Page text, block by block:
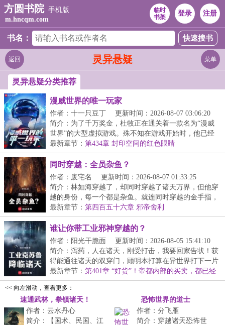
方圆书院 手机版
m.hncqm.com
临时
书架
登录 注册
书名：
灵异悬疑
返回 菜单
灵异悬疑分类推荐
漫威世界的唯一玩家
作者：十一只豆丁
更新时间：2026-08-07 03:06:20
简介：为了千万奖金，杜牧正在通关着一款名为“漫威
世界”的大型虚拟游戏。殊不知在游戏开始时，他已经
穿...
最新章节： 第434章 封印空间的红色眼睛
同时穿越：全员杂鱼？
作者：废宅名
更新时间：2026-08-07 01:33:25
简介：林如海穿越了，却同时穿越了诸天万界，但他穿
越的身份，每一个都是杂鱼。就连同时穿越的金手指，
也...
最新章节： 第四百五十六章 邪帝舍利
谁让你带工业邪神穿越的？
作者：阳光干脆面
更新时间：2026-08-05 15:41:10
简介：泻药，人在诸天，刚受打击，我要回家告状！获
得能通往诸天的双穿门，顾明本打算在异世界打下一片
大...
最新章节： 第401章 “好货”！帝都内部的买卖，都已经
这么猖獗了吗？！
<< 向左滑动，查看更多：
速通武林，拳镇诸天！
作者：云水丹心
简介：【国术、民国、江
恐怖世界的道士
作者：分飞雁
简介：穿越诸天恐怖世